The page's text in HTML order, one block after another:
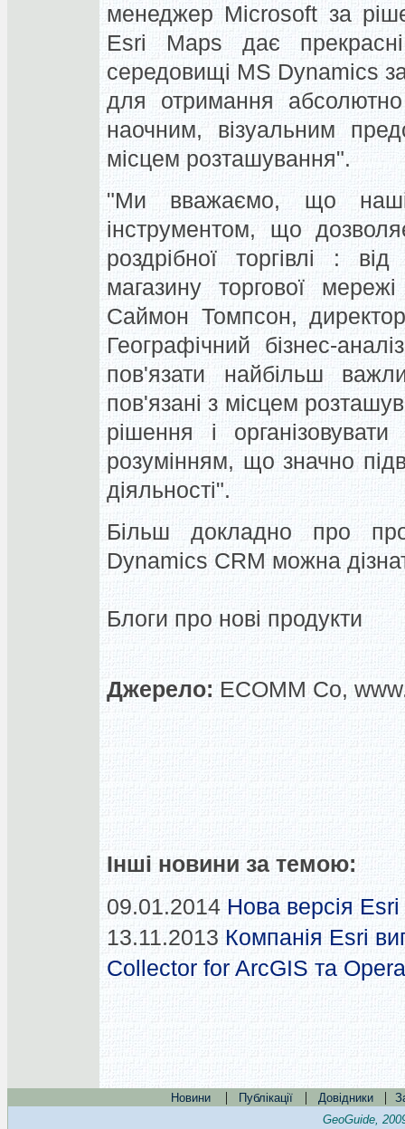
менеджер Microsoft за
Esri Maps дає
середовищі MS Dynamics
для отримання абсолютно
наочним, візуальним
місцем розташування".
"Ми вважаємо, що наші
інструментом, що
роздрібної торгівлі :
магазину торгової
Саймон Томпсон,
Географічний бізнес-
пов'язати найбільш
пов'язані з місцем
рішення і
розумінням, що значно
діяльності".
Більш докладно про
Dynamics CRM можна
Блоги про нові продукти
Джерело: ECOMM Co,
Інші новини за темою:
09.01.2014 Нова версія
13.11.2013 Компанія Esri
Collector for ArcGIS та
Новини | Публікації | Довідники |
GeoGuide,